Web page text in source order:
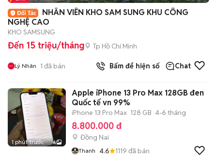
+2
NHÂN VIÊN KHO SAM SUNG KHU CÔNG
NGHỆ CAO
KHO SAMSUNG
Đến 15 triệu/tháng Tp Hồ Chí Minh
Lý Nhân 1 đã bán Bấm để hiện số Chat
1 phút trước 6
Apple iPhone 13 Pro Max 128GB đen
Quốc tế vn 99%
iPhone 13 Pro Max 128 GB 4-6 tháng
8.800.000 đ
Đồng Nai
Thanh 4.6 1119 đã bán